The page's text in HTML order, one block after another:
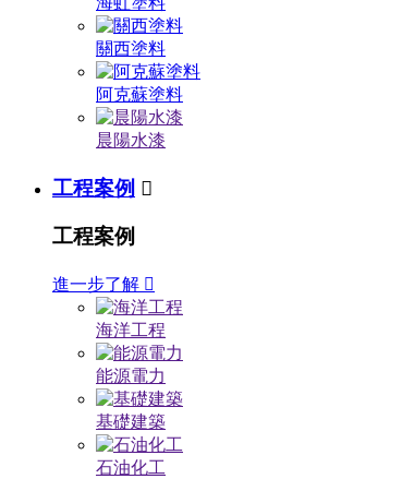
關西塗料
阿克蘇塗料
晨陽水漆
工程案例 
工程案例
進一步了解 
海洋工程
能源電力
基礎建築
石油化工